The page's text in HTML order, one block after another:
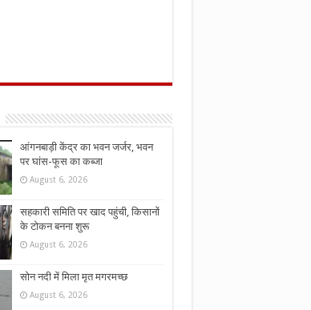
आंगनबाड़ी केंद्र का भवन जर्जर, भवन
पर घांस-फूस का कब्जा
August 6, 2026
सहकारी समिति पर खाद पहुंची, किसानों
के टोकन बनना शुरू
August 6, 2026
सोन नदी में मिला मृत मगरमच्छ
August 6, 2026